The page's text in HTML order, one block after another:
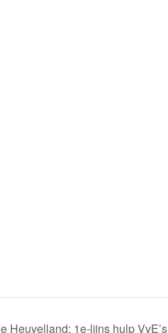
Heuvelland: 1e-lijns hulp VvE’s